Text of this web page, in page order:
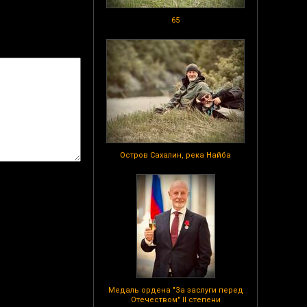
65
Остров Сахалин, река Найба
Медаль ордена "За заслуги перед
Отечеством" II степени